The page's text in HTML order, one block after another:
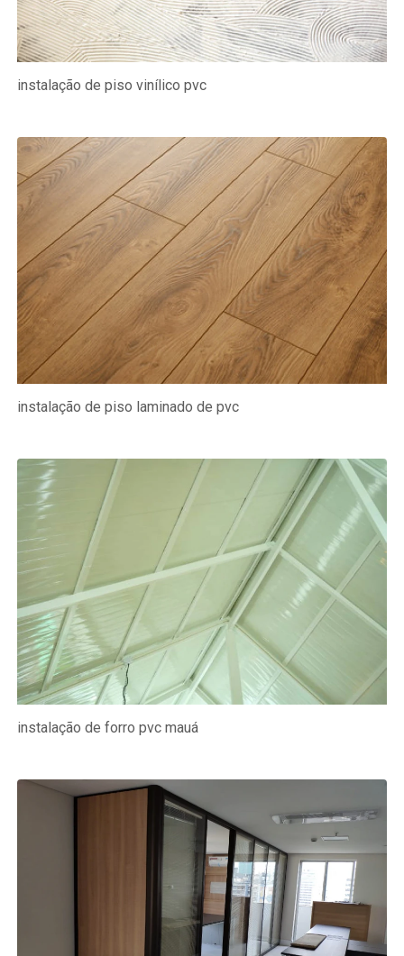
instalação de piso vinílico pvc
instalação de piso laminado de pvc
instalação de forro pvc mauá